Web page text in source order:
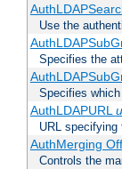
Use the
Specifies the
Specifies
AuthLDAPURL
URL specifying
AuthMerging
Controls the